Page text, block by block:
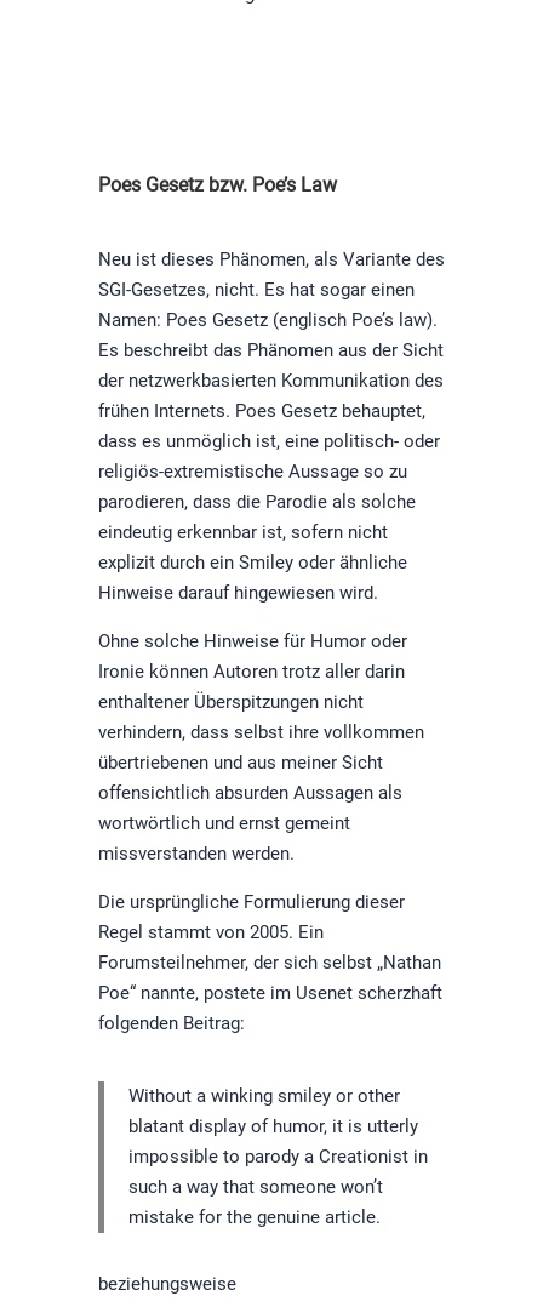
Poes Gesetz bzw. Poe’s Law
Neu ist dieses Phänomen, als Variante des
SGI-Gesetzes, nicht. Es hat sogar einen
Namen: Poes Gesetz (englisch Poe’s law).
Es beschreibt das Phänomen aus der Sicht
der netzwerkbasierten Kommunikation des
frühen Internets. Poes Gesetz behauptet,
dass es unmöglich ist, eine politisch- oder
religiös-extremistische Aussage so zu
parodieren, dass die Parodie als solche
eindeutig erkennbar ist, sofern nicht
explizit durch ein Smiley oder ähnliche
Hinweise darauf hingewiesen wird.
Ohne solche Hinweise für Humor oder
Ironie können Autoren trotz aller darin
enthaltener Überspitzungen nicht
verhindern, dass selbst ihre vollkommen
übertriebenen und aus meiner Sicht
offensichtlich absurden Aussagen als
wortwörtlich und ernst gemeint
missverstanden werden.
Die ursprüngliche Formulierung dieser
Regel stammt von 2005. Ein
Forumsteilnehmer, der sich selbst „Nathan
Poe“ nannte, postete im Usenet scherzhaft
folgenden Beitrag:
Without a winking smiley or other
blatant display of humor, it is utterly
impossible to parody a Creationist in
such a way that someone won’t
mistake for the genuine article.
beziehungsweise